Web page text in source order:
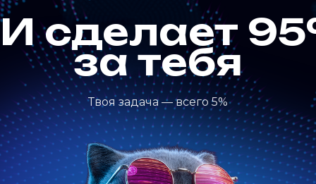
сделает
за тебя
Твоя задача — всего 5%